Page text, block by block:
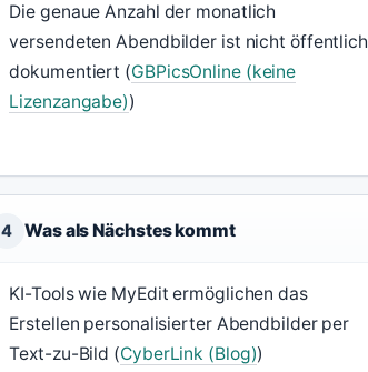
Die genaue Anzahl der monatlich
versendeten Abendbilder ist nicht öffentlich
dokumentiert (GBPicsOnline (keine
Lizenzangabe))
4 Was als Nächstes kommt
KI-Tools wie MyEdit ermöglichen das
Erstellen personalisierter Abendbilder per
Text-zu-Bild (CyberLink (Blog))